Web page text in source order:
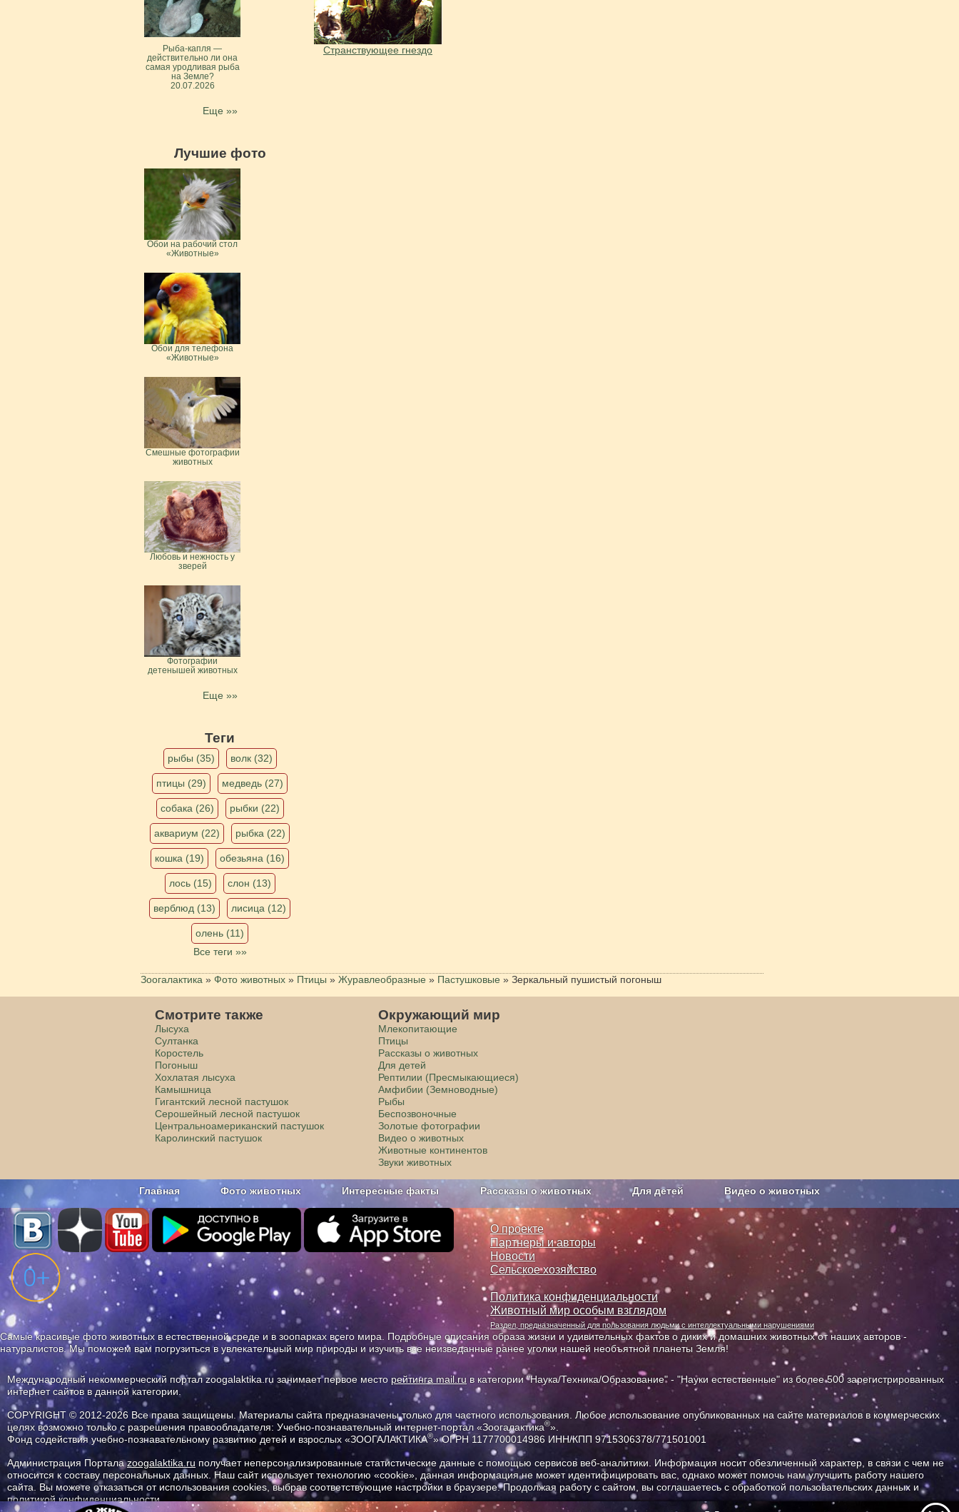
Странствующее гнездо
Рыба-капля —
действительно ли она
самая уродливая рыба
на Земле?
20.07.2026
Еще »»
Лучшие фото
Обои на рабочий стол
«Животные»
Обои для телефона
«Животные»
Смешные фотографии
животных
Любовь и нежность у
зверей
Фотографии
детенышей животных
Еще »»
Теги
рыбы (35) волк (32)
птицы (29) медведь (27)
собака (26) рыбки (22)
аквариум (22) рыбка (22)
кошка (19) обезьяна (16)
лось (15) слон (13)
верблюд (13) лисица (12)
олень (11)
Все теги »»
Зоогалактика » Фото животных » Птицы » Журавлеобразные » Пастушковые » Зеркальный пушистый погоныш
Смотрите также
Лысуха
Султанка
Коростель
Погоныш
Хохлатая лысуха
Камышница
Гигантский лесной пастушок
Серошейный лесной пастушок
Центральноамериканский пастушок
Каролинский пастушок
Окружающий мир
Млекопитающие
Птицы
Рассказы о животных
Для детей
Рептилии (Пресмыкающиеся)
Амфибии (Земноводные)
Рыбы
Беспозвоночные
Золотые фотографии
Видео о животных
Животные континентов
Звуки животных
Главная Фото животных Интересные факты Рассказы о животных Для детей Видео о животных
Наши приложения. Бесплатно и без рекламы О проекте Сельское хозяйство
О проекте
Партнеры и авторы
Новости
Сельское хозяйство
Политика конфиденциальности
Животный мир особым взглядом
Раздел, предназначенный для пользования людьми с интеллектуальными нарушениями
Самые красивые фото животных в естественной среде и в зоопарках всего мира. Подробные описания образа жизни и удивительных фактов о диких и домашних животных от наших авторов -
натуралистов. Мы поможем вам погрузиться в увлекательный мир природы и изучить все неизведанные ранее уголки нашей необъятной планеты Земля!
Международный некоммерческий портал zoogalaktika.ru занимает первое место рейтинга mail.ru в категории "Наука/Техника/Образование" - "Науки естественные" из более 500 зарегистрированных
интернет сайтов в данной категории.
COPYRIGHT © 2012-2026 Все права защищены. Материалы сайта предназначены только для частного использования. Любое использование опубликованных на сайте материалов в коммерческих
целях возможно только с разрешения правообладателя: Учебно-познавательный интернет-портал «Зоогалактика®».
Фонд содействия учебно-познавательному развитию детей и взрослых «ЗООГАЛАКТИКА®» ОГРН 1177700014986 ИНН/КПП 9715306378/771501001
Администрация Порталаzoogalaktika.ru получает неперсонализированные статистические данные с помощью сервисов веб-аналитики. Информация носит обезличенный характер, в связи с чем не
относится к составу персональных данных. Наш сайт использует технологию «cookie», данная информация не может идентифицировать вас, однако может помочь нам улучшить работу нашего
сайта. Вы можете отказаться от использования cookies, выбрав соответствующие настройки в браузере. Продолжая работу с сайтом, вы соглашаетесь с обработкой пользовательских данных и
политикой конфиденциальности.